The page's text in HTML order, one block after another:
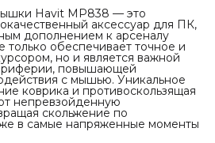
Havit MP838 — это
аксессуар для ПК,
дополнением к арсеналу
обеспечивает точное и
но и является важной
повышающей
с мышью. Уникальное
коврика и противоскользящая
непревзойденную
скольжение по
в самые напряженные моменты